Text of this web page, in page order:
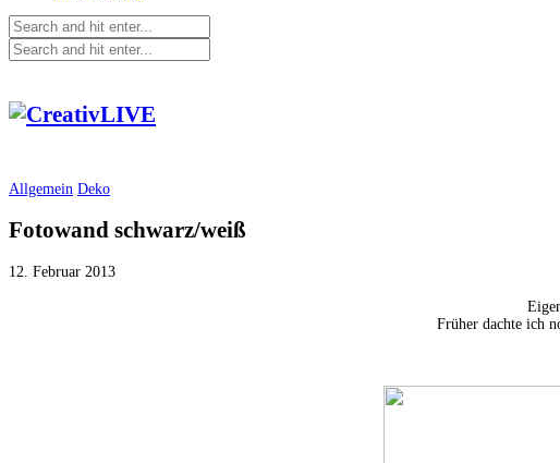
Allgemein Deko
Fotowand schwarz/weiß
12. Februar 2013
Früher dachte ich